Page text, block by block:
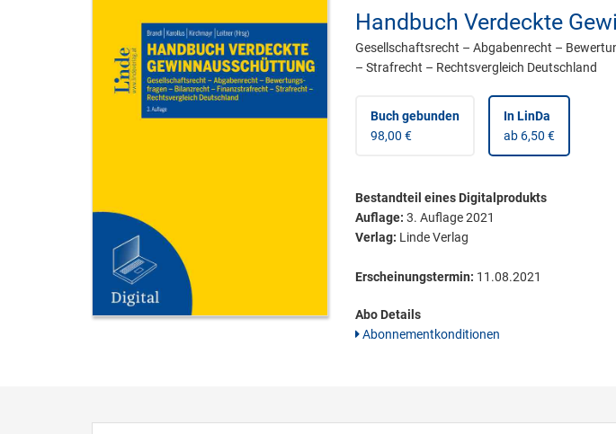
Handbuch Verdeckte
Gesellschaftsrecht – Abgabenrecht –
– Strafrecht – Rechtsvergleich Deutschland
Buch gebunden
98,00 €
In LinDa
ab 6,50 €
Bestandteil eines Digitalprodukts
Auflage: 3. Auflage 2021
Verlag: Linde Verlag
Erscheinungstermin: 11.08.2021
Abo Details
Abonnementkonditionen